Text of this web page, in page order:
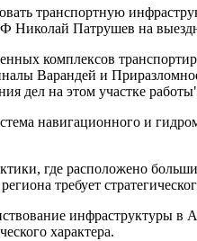
транспортную
Николай Патрушев на
комплексов
Варандей и
дел на этом участке
навигационного и
где расположено
требует
инфраструктуры в
характера.